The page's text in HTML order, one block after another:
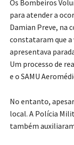
Os Bombeiros
para atender a
Damian Preve, na
constataram que
apresentava
Um processo de
e o SAMU
No entanto,
local. A Polícia
também